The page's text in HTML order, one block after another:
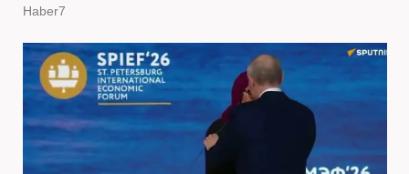
Haber7